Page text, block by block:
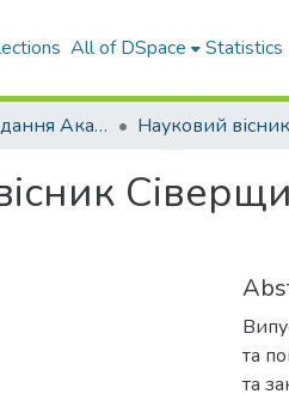
All of DSpace Statistics
Періодичні видання Академії
та
та